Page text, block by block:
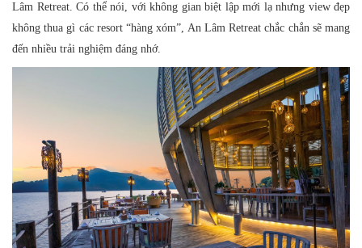
Lâm Retreat. Có thể nói, với không gian biệt lập mới lạ nhưng view đẹp
không thua gì các resort “hàng xóm”, An Lâm Retreat chắc chắn sẽ mang
đến nhiều trải nghiệm đáng nhớ.